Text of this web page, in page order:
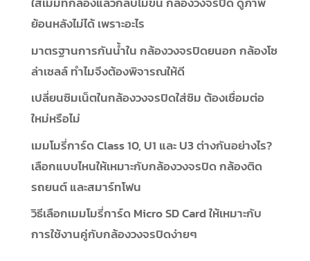
ย้อนหลังไม่ได้ เพราะอะไร
มาตรฐานการกันน้ำใน กล้องวงจรปิดยนอก กล้องโซ
ล่าเซลล์ ทำไมจึงต้องพิจารณให้ดี
เปลี่ยนซิมเน็ตในกล้องวงจรปิดใส่ซิม ต้องเชื่อมต่อ
ใหม่หรือไม่
เมมโมรี่การ์ด Class 10, U1 และ U3 ต่างกันอย่างไร?
เลือกแบบไหนให้เหมาะกับกล้องวงจรปิด กล้องติด
รถยนต์ และสมาร์ทโฟน
วิธีเลือกเมมโมรี่การ์ด Micro SD Card ให้เหมาะกับ
การใช้งานคู่กับกล้องวงจรปิดง่ายๆ